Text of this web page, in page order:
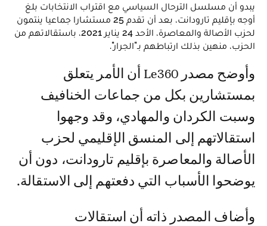
يبدو أن مسلسل الترحال السياسي مع اقتراب الانتخابات بلغ
أوجه بإقليم تارودانت، بعد أن تقدم 25 مستشارا جماعيا ينتمون
لحزب الأصالة والمعاصرة، الأحد 24 يناير 2021، باستقالاتهم من
الحزب، منهين بذلك ارتباطهم بـ"الجرار".
وأوضح مصدر Le360 أن الأمر يتعلق
بمستشارين بكل من جماعات الخنافيف
وسبت الكردان والمهادي، وقد وجهوا
استقالاتهم إلى المنسق الإقليمي لحزب
الأصالة والمعاصرة بإقليم تارودانت، دون أن
يوضحوا الأسباب التي دفعتهم إلى الاستقالة.
وأضاف المصدر ذاته أن استقالات